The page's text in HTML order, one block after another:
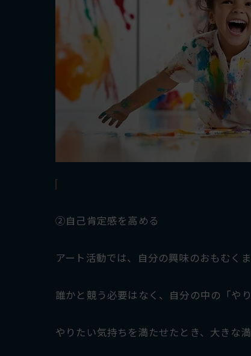
②自己肯定感を高める
アート活動では、自分の興味のおもむく
誰かと競う必要はなく、自分の中の「や
やりたい気持ちを満たせたとき、大きな